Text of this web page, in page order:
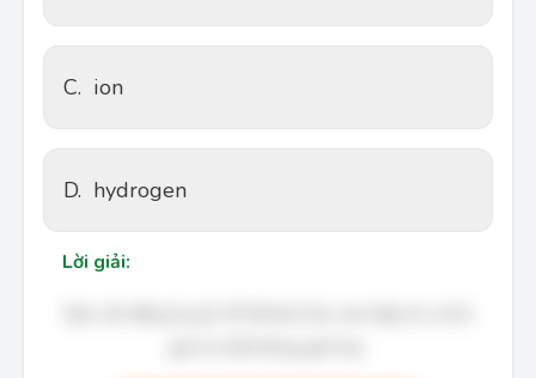
C. ion
D. hydrogen
Lời giải: